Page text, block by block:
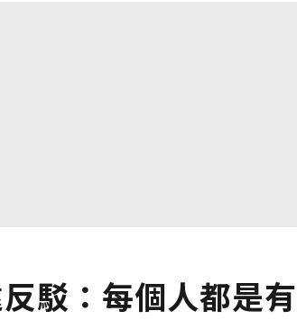
駁：每個人都是